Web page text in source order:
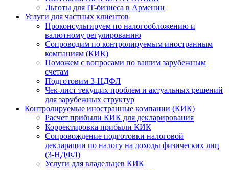
Льготы для IT-бизнеса в Армении
Услуги для частных клиентов
Проконсультируем по налогообложению и
валютному регулированию
Сопроводим по контролируемым иностранным
компаниям (КИК)
Поможем с вопросами по вашим зарубежным
счетам
Подготовим 3-НДФЛ
Чек-лист текущих проблем и актуальных решений
для зарубежных структур
Контролируемые иностранные компании (КИК)
Расчет прибыли КИК для декларирования
Корректировка прибыли КИК
Сопровождение подготовки налоговой
декларации по налогу на доходы физических лиц
(3-НДФЛ)
Услуги для владельцев КИК